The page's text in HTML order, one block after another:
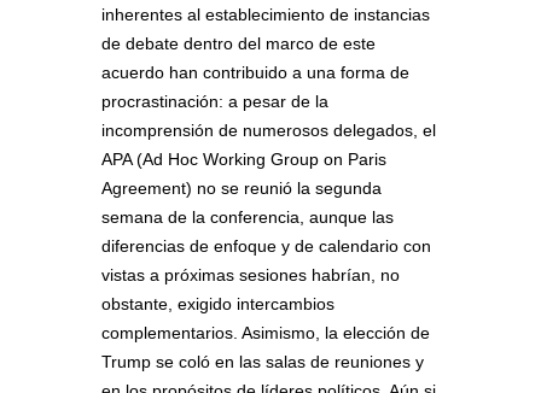
inherentes al establecimiento de instancias
de debate dentro del marco de este
acuerdo han contribuido a una forma de
procrastinación: a pesar de la
incomprensión de numerosos delegados, el
APA (Ad Hoc Working Group on Paris
Agreement) no se reunió la segunda
semana de la conferencia, aunque las
diferencias de enfoque y de calendario con
vistas a próximas sesiones habrían, no
obstante, exigido intercambios
complementarios. Asimismo, la elección de
Trump se coló en las salas de reuniones y